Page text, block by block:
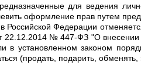
для ведения
оформление прав путем
Российской Федерации
22.12.2014 № 447-ФЗ "О
в установленном законом
(продать, подарить, обменять,